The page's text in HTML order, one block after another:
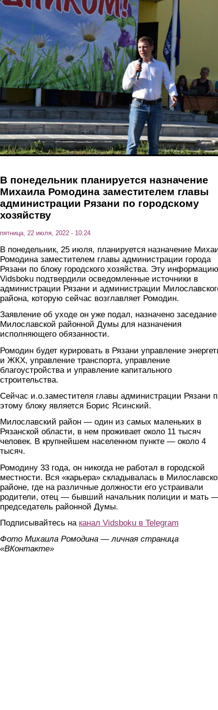
Перейти к основному содержанию
В понедельник планируется назначение
Михаила Ромодина заместителем главы
администрации Рязани по городскому
хозяйству
пятница, 22 июля, 2022 - 10:24
В понедельник, 25 июля, планируется назначение
Ромодина заместителем главы администрации города
Рязани по блоку городского хозяйства. Эту информацию
Vidsboku подтвердили осведомленные источники в
администрации Рязани и администрации
района, которую сейчас возглавляет Ромодин.
Заявление об уходе он уже подал, назначено заседание
Милославской районной Думы для назначения
исполняющего обязанности.
Ромодин будет курировать в Рязани управление
и ЖКХ, управление транспорта, управление
благоустройства и управление капитального
строительства.
Сейчас и.о.заместителя главы администрации Рязани
этому блоку является Борис Ясинский.
Милославский район — один из самых маленьких в
Рязанской области, в нем проживает около 11 тысяч
человек. В крупнейшем населенном пункте — около 4
тысяч.
Ромодину 33 года, он никогда не работал в городской
местности. Вся «карьера» складывалась в
районе, где на различные должности его устраивали
родители, отец — бывший начальник полиции и мать
председатель районной Думы.
Подписывайтесь на канал Vidsboku в Telegram
Фото Михаила Ромодина — личная страница
«ВКонтакте»